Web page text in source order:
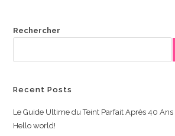
Rechercher
Recent Posts
Le Guide Ultime du Teint Parfait Après 40 Ans
Hello world!